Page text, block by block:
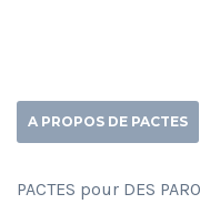
A PROPOS DE PACTES
PACTES pour DES